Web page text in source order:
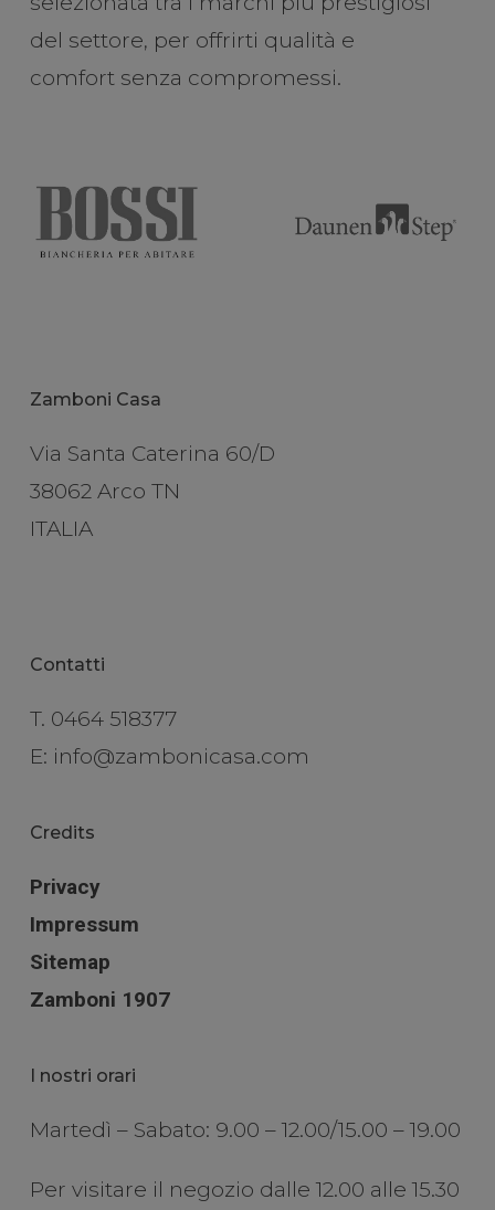
del settore, per offrirti qualità e
comfort senza compromessi.
Zamboni Casa
Via Santa Caterina 60/D
38062 Arco TN
ITALIA
Contatti
T. 0464 518377
E: info@zambonicasa.com
Credits
Privacy
Impressum
Sitemap
Zamboni 1907
I nostri orari
Martedì – Sabato: 9.00 – 12.00/15.00 – 19.00
Per visitare il negozio dalle 12.00 alle 15.30